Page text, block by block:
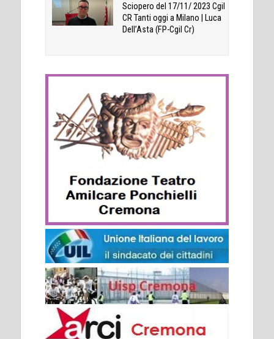
Sciopero del 17/11/ 2023 Cgil
CR Tanti oggi a Milano | Luca
Dell’Asta (FP-Cgil Cr)